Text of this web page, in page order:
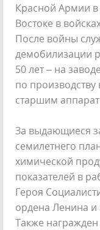
Красной Армии в
Востоке в
После войны
демобилизации
50 лет – на
по производству
старшим
За выдающиеся
семилетнего
химической
показателей в
Героя
ордена Ленина
Также